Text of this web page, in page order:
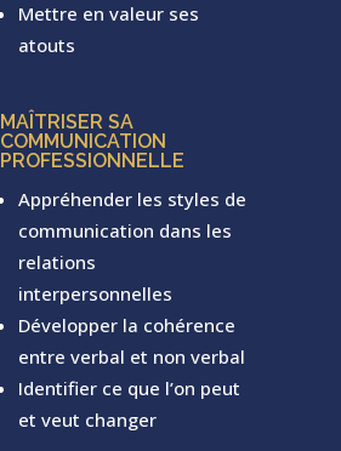
Mettre en valeur ses
atouts
MAÎTRISER SA
COMMUNICATION
PROFESSIONNELLE
Appréhender les styles de
communication dans les
relations
interpersonnelles
Développer la cohérence
entre verbal et non verbal
Identifier ce que l’on peut
et veut changer